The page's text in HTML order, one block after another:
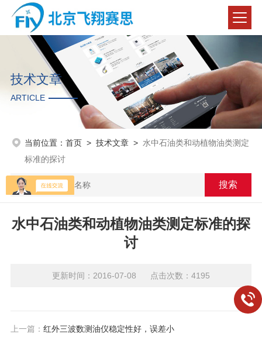
技术文章
ARTICLE
当前位置： 首页> 技术文章> 水中石油类和动植物油类测定
标准的探讨
水中石油类和动植物油类测定标准的探
讨
更新时间：2016-07-08 点击次数：4195
上一篇： 红外三波数测油仪稳定性好，误差小